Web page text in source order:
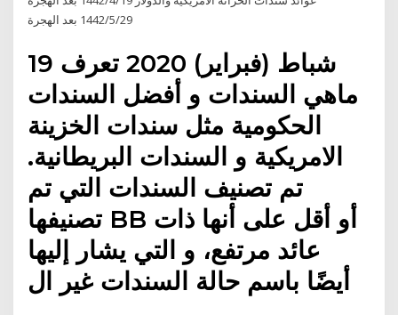
29‏‏/5‏‏/1442 بعد الهجرة
19 شباط (فبراير) 2020 تعرف
ماهي السندات و أفضل السندات
الحكومية مثل سندات الخزينة
الامريكية و السندات البريطانية.
تم تصنيف السندات التي تم
تصنيفها BB أو أقل على أنها ذات
عائد مرتفع، و التي يشار إليها
أيضًا باسم حالة السندات غير ال